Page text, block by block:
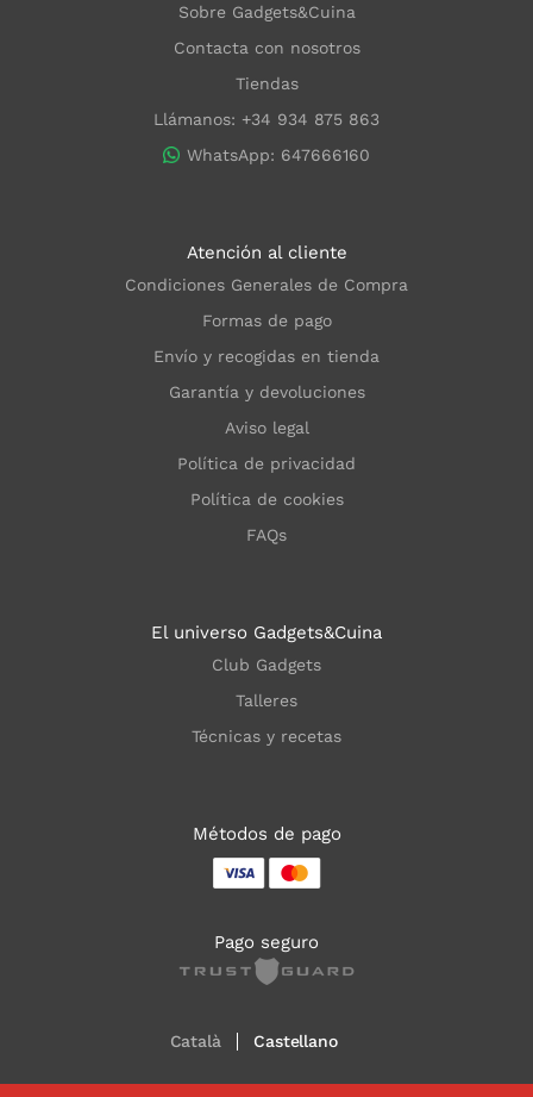
Sobre Gadgets&Cuina
Contacta con nosotros
Tiendas
Llámanos: +34 934 875 863
WhatsApp: 647666160
Atención al cliente
Condiciones Generales de Compra
Formas de pago
Envío y recogidas en tienda
Garantía y devoluciones
Aviso legal
Política de privacidad
Política de cookies
FAQs
El universo Gadgets&Cuina
Club Gadgets
Talleres
Técnicas y recetas
Métodos de pago
Pago seguro
Català Castellano